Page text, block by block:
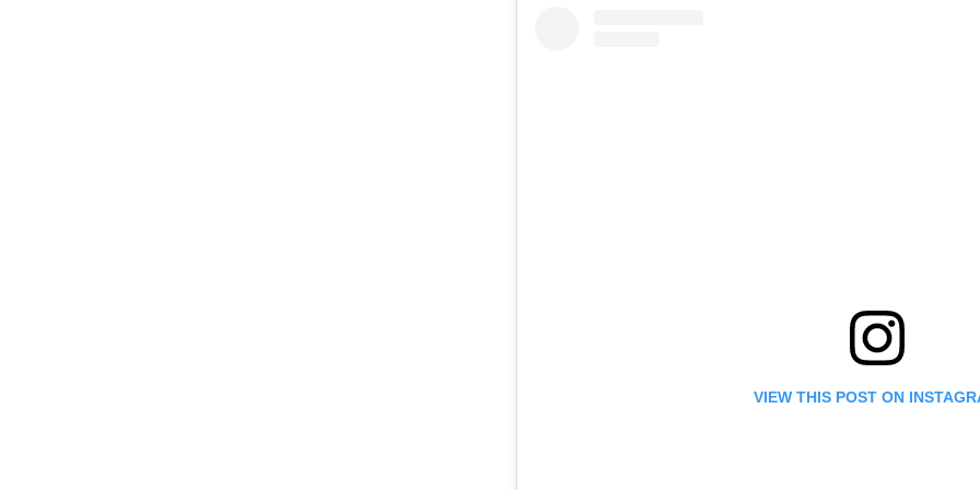
VIEW THIS POST ON